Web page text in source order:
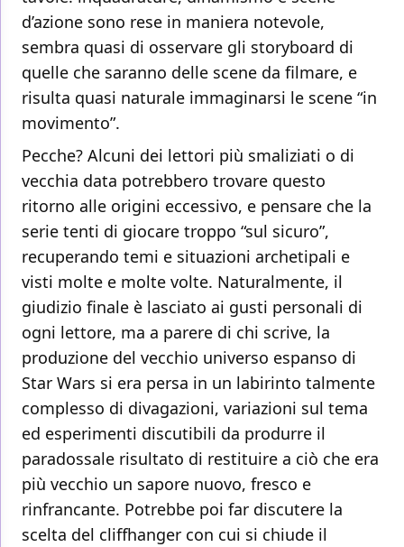
d’azione sono rese in maniera notevole,
sembra quasi di osservare gli storyboard di
quelle che saranno delle scene da filmare, e
risulta quasi naturale immaginarsi le scene “in
movimento”.
Pecche? Alcuni dei lettori più smaliziati o di
vecchia data potrebbero trovare questo
ritorno alle origini eccessivo, e pensare che la
serie tenti di giocare troppo “sul sicuro”,
recuperando temi e situazioni archetipali e
visti molte e molte volte. Naturalmente, il
giudizio finale è lasciato ai gusti personali di
ogni lettore, ma a parere di chi scrive, la
produzione del vecchio universo espanso di
Star Wars si era persa in un labirinto talmente
complesso di divagazioni, variazioni sul tema
ed esperimenti discutibili da produrre il
paradossale risultato di restituire a ciò che era
più vecchio un sapore nuovo, fresco e
rinfrancante. Potrebbe poi far discutere la
scelta del cliffhanger con cui si chiude il